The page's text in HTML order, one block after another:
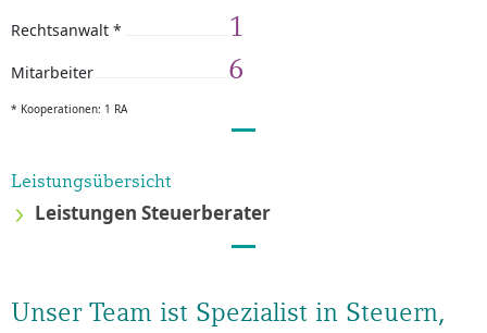
Rechtsanwalt * 1
Mitarbeiter 6
* Kooperationen: 1 RA
Leistungsübersicht
Leistungen Steuerberater
Unser Team ist Spezialist in Steuern,